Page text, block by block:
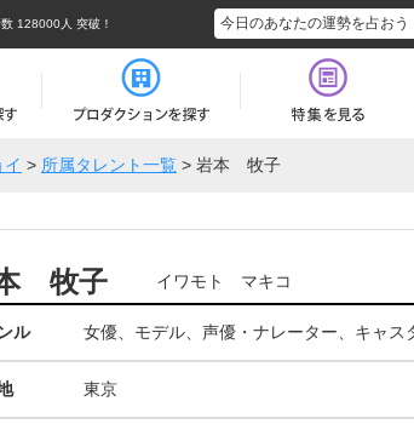
数 128000人 突破！ 今日のあなたの運勢を占おう
> 所属タレント一覧 > 岩本 牧子
牧子 イワモト マキコ
ル 女優、モデル、声優・ナレーター、キャス
東京